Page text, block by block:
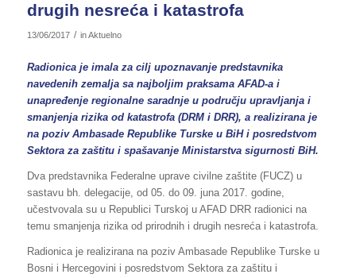
drugih nesreća i katastrofa
13/06/2017 / inAktuelno
Radionica je imala za cilj upoznavanje predstavnika
navedenih zemalja sa najboljim praksama AFAD-a i
unapređenje regionalne saradnje u području upravljanja i
smanjenja rizika od katastrofa (DRM i DRR), a realizirana je
na poziv Ambasade Republike Turske u BiH i posredstvom
Sektora za zaštitu i spašavanje Ministarstva sigurnosti BiH.
Dva predstavnika Federalne uprave civilne zaštite (FUCZ) u
sastavu bh. delegacije, od 05. do 09. juna 2017. godine,
učestvovala su u Republici Turskoj u AFAD DRR radionici na
temu smanjenja rizika od prirodnih i drugih nesreća i katastrofa.
Radionica je realizirana na poziv Ambasade Republike Turske u
Bosni i Hercegovini i posredstvom Sektora za zaštitu i